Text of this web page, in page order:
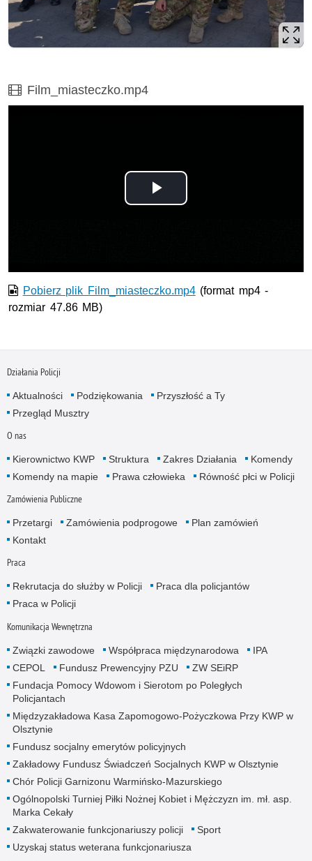
Film
Film_miasteczko.mp4
Odtwórz
Pobierz plik Film_miasteczko.mp4(format mp4 -
rozmiar 47.86 MB)
Działania Policji
Aktualności Podziękowania
Przyszłość a Ty
Przegląd Musztry
O nas
Kierownictwo KWP Struktura Zakres Działania
Komendy
Komendy na mapie
Prawa człowieka Równość płci w Policji
Zamówienia Publiczne
Przetargi Zamówienia podprogowe
Plan zamówień
Kontakt
Praca
Rekrutacja do służby w Policji
Praca dla policjantów
Praca w Policji
Komunikacja Wewnętrzna
Związki zawodowe Współpraca międzynarodowa
IPA
CEPOL
Fundusz Prewencyjny PZU
ZW SEiRP
Fundacja Pomocy Wdowom i Sierotom po Poległych
Policjantach
Międzyzakładowa Kasa Zapomogowo-Pożyczkowa Przy KWP w
Olsztynie
Fundusz socjalny emerytów policyjnych
Zakładowy Fundusz Świadczeń Socjalnych KWP w Olsztynie
Chór Policji Garnizonu Warmińsko-Mazurskiego
Ogólnopolski Turniej Piłki Nożnej Kobiet i Mężczyzn im. mł. asp.
Marka Cekały
Zakwaterowanie funkcjonariuszy policji
Sport
Uzyskaj status weterana funkcjonariusza